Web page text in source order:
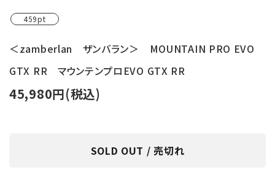
459pt
＜zamberlan ザンバラン＞ MOUNTAIN PRO EVO
GTX RR マウンテンプロEVO GTX RR
45,980円(税込)
SOLD OUT / 売切れ